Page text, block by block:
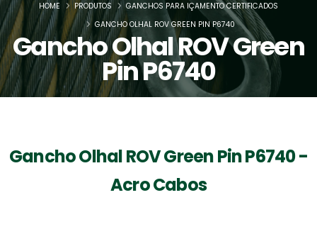
Gancho Olhal ROV Green
Pin P6740
HOME PRODUTOS
GANCHOS PARA IÇAMENTO CERTIFICADOS
GANCHO OLHAL ROV GREEN PIN P6740
Gancho Olhal ROV Green Pin P6740 -
Acro Cabos